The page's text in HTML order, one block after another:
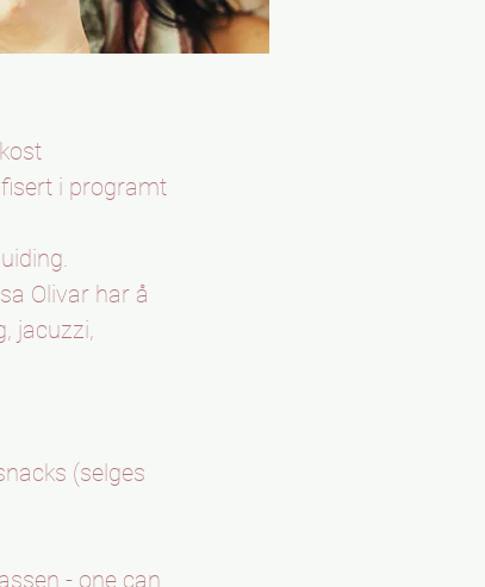
i programt
Olivar har å
jacuzzi,
(selges
- one can